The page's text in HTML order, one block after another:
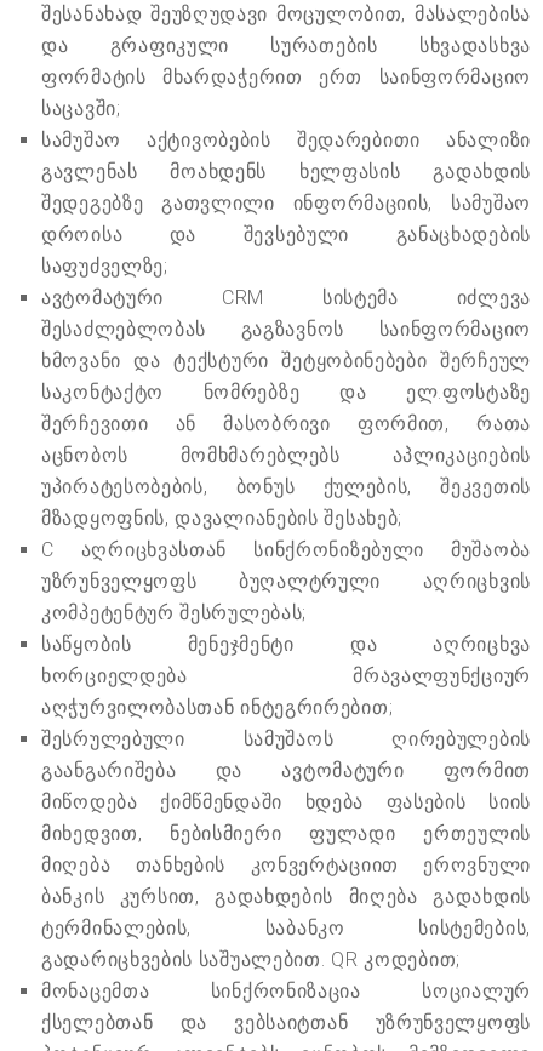
შესანახად შეუზღუდავი მოცულობით, მასალებისა
და გრაფიკული სურათების სხვადასხვა
ფორმატის მხარდაჭერით ერთ საინფორმაციო
საცავში;
სამუშაო აქტივობების შედარებითი ანალიზი
გავლენას მოახდენს ხელფასის გადახდის
შედეგებზე გათვლილი ინფორმაციის, სამუშაო
დროისა და შევსებული განაცხადების
საფუძველზე;
ავტომატური CRM სისტემა იძლევა
შესაძლებლობას გაგზავნოს საინფორმაციო
ხმოვანი და ტექსტური შეტყობინებები შერჩეულ
საკონტაქტო ნომრებზე და ელ.ფოსტაზე
შერჩევითი ან მასობრივი ფორმით, რათა
აცნობოს მომხმარებლებს აპლიკაციების
უპირატესობების, ბონუს ქულების, შეკვეთის
მზადყოფნის, დავალიანების შესახებ;
C აღრიცხვასთან სინქრონიზებული მუშაობა
უზრუნველყოფს ბუღალტრული აღრიცხვის
კომპეტენტურ შესრულებას;
საწყობის მენეჯმენტი და აღრიცხვა
ხორციელდება მრავალფუნქციურ
აღჭურვილობასთან ინტეგრირებით;
შესრულებული სამუშაოს ღირებულების
გაანგარიშება და ავტომატური ფორმით
მიწოდება ქიმწმენდაში ხდება ფასების სიის
მიხედვით, ნებისმიერი ფულადი ერთეულის
მიღება თანხების კონვერტაციით ეროვნული
ბანკის კურსით, გადახდების მიღება გადახდის
ტერმინალების, საბანკო სისტემების,
გადარიცხვების საშუალებით. QR კოდებით;
მონაცემთა სინქრონიზაცია სოციალურ
ქსელებთან და ვებსაიტთან უზრუნველყოფს